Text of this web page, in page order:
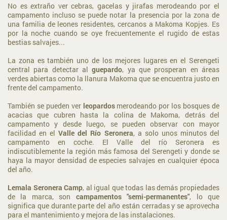
No es extraño ver cebras, gacelas y jirafas merodeando por el
campamento incluso se puede notar la presencia por la zona de
una familia de leones residentes, cercanos a Makoma Kopjes. Es
por la noche cuando se oye frecuentemente el rugido de estas
bestias salvajes...
La zona es también uno de los mejores lugares en el Serengeti
central para detectar alguepardo, ya que prosperan en áreas
verdes abiertas como la llanura Makoma que se encuentra justo en
frente del campamento.
También se pueden ver leopardosmerodeando por los bosques de
acacias que cubren hasta la colina de Makoma, detrás del
campamento y desde luego, se pueden observar con mayor
facilidad en elValle del Río Seronera, a solo unos minutos del
campamento en coche. El Valle del río Seronera es
indiscutiblemente la región más famosa del Serengeti y donde se
haya la mayor densidad de especies salvajes en cualquier época
del año.
Lemala Seronera Camp, al igual que todas las demás propiedades
de la marca, son campamentos "semi-permanentes", lo que
significa que durante parte del año están cerradas y se aprovecha
para el mantenimiento y mejora de las instalaciones.